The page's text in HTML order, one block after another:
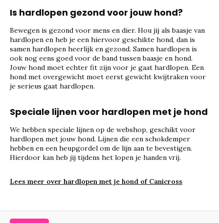
Is hardlopen gezond voor jouw hond?
Bewegen is gezond voor mens en dier. Hou jij als baasje van
hardlopen en heb je een hiervoor geschikte hond, dan is
samen hardlopen heerlijk en gezond. Samen hardlopen is
ook nog eens goed voor de band tussen baasje en hond.
Jouw hond moet echter fit zijn voor je gaat hardlopen. Een
hond met overgewicht moet eerst gewicht kwijtraken voor
je serieus gaat hardlopen.
Speciale lijnen voor hardlopen met je hond
We hebben speciale lijnen op de webshop, geschikt voor
hardlopen met jouw hond. Lijnen die een schokdemper
hebben en een heupgordel om de lijn aan te bevestigen.
Hierdoor kan heb jij tijdens het lopen je handen vrij.
Lees meer over hardlopen met je hond of Canicross